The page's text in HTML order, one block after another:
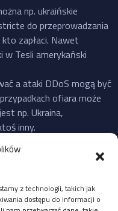
z technologii, takich jak
dostępu do informacji o
np. ukraińskie
do przeprowadzania
zapłaci. Nawet
w Tesli amerykański
a ataki DDoS mogą być
ofiara może
np. Ukraina,
inny.
propalestyńska grupa
która powstała jeszcze
cele zarówno w US,
grupy “hakerskie” też
trzeba ufać